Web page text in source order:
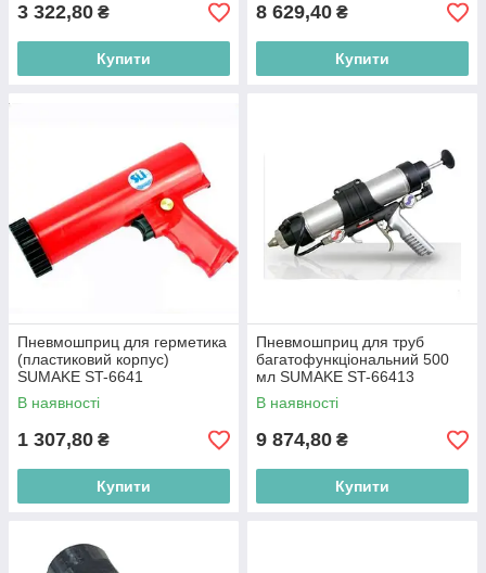
3 322,80 ₴
Купити
8 629,40 ₴
Купити
Пневмошприц для герметика
(пластиковий корпус)
SUMAKE ST-6641
В наявності
1 307,80 ₴
Купити
Пневмошприц для труб
багатофункціональний 500
мл SUMAKE ST-66413
В наявності
9 874,80 ₴
Купити